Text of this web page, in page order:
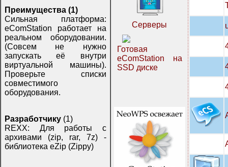
Преимущества (1)
Сильная платформа:
eComStation работает на
реальном оборудовании.
(Совсем не нужно
запускать её внутри
виртуальной машины).
Проверьте списки
совместимого
оборудования.
Разработчику (1)
REXX: Для работы с
архивами (zip, rar, 7z) -
библиотека eZip (Zippy)
Серверы
Готовая
eComStation на
SSD диске